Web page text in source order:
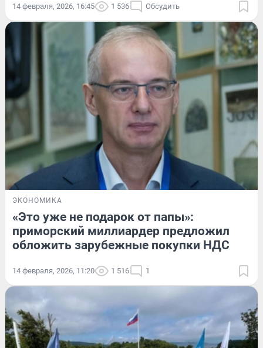
14 февраля, 2026, 16:45 1 536 Обсудить
ЭКОНОМИКА
«Это уже не подарок от папы»:
приморский миллиардер предложил
обложить зарубежные покупки НДС
14 февраля, 2026, 11:20 1 516 1